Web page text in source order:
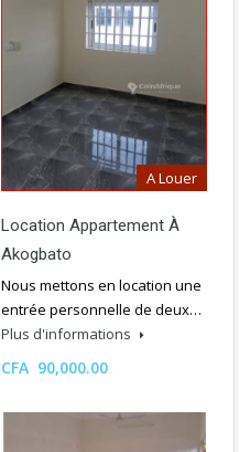
A Louer
Location Appartement À
Akogbato
Nous mettons en location une
entrée personnelle de deux…
Plus d'informations
CFA 90,000.00